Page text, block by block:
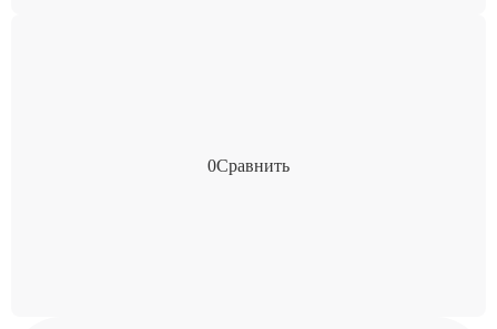
0Сравнить